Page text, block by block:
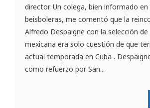
director. Un colega, bien informado
beisboleras, me comentó que la
Alfredo Despaigne con la selección de
mexicana era solo cuestión de que
actual temporada en Cuba .
como refuerzo por San...